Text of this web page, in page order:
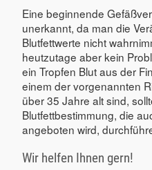
Eine beginnende
unerkannt, da man die
Blutfettwerte nicht
heutzutage aber kein
ein Tropfen Blut aus der
einem der vorgenannten
über 35 Jahre alt sind,
Blutfettbestimmung, die
angeboten wird,
Wir helfen Ihnen gern!